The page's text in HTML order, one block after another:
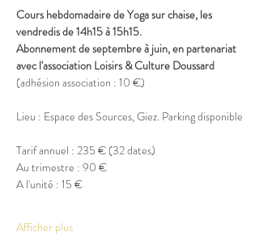
Cours hebdomadaire de Yoga sur chaise, les
vendredis de 14h15 à 15h15.
Abonnement de septembre à juin, en partenariat
avec l'association Loisirs & Culture Doussard
(adhésion association : 10 €)
Lieu : Espace des Sources, Giez. Parking disponible
Tarif annuel : 235 € (32 dates)
Au trimestre : 90 €
A l'unité : 15 €
Afficher plus